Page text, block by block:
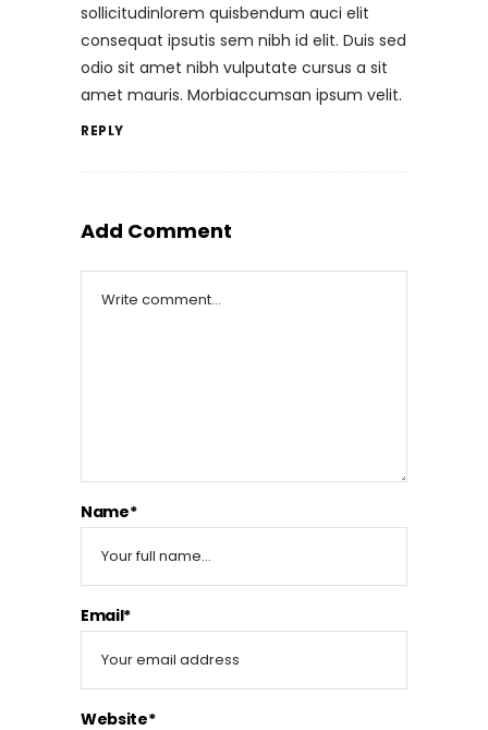
sollicitudinlorem quisbendum auci elit
consequat ipsutis sem nibh id elit. Duis sed
odio sit amet nibh vulputate cursus a sit
amet mauris. Morbiaccumsan ipsum velit.
REPLY
Add Comment
Name*
Email*
Website*